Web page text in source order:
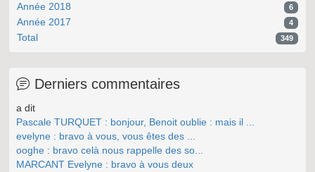
Année 2018 6
Année 2017 4
Total 349
Derniers commentaires
a dit
Pascale TURQUET : bonjour, Benoit oublie : mais il ...
evelyne : bravo à vous, vous êtes des ...
ooghe : bravo celà nous rappelle des so...
MARCANT Evelyne : bravo à vous deux